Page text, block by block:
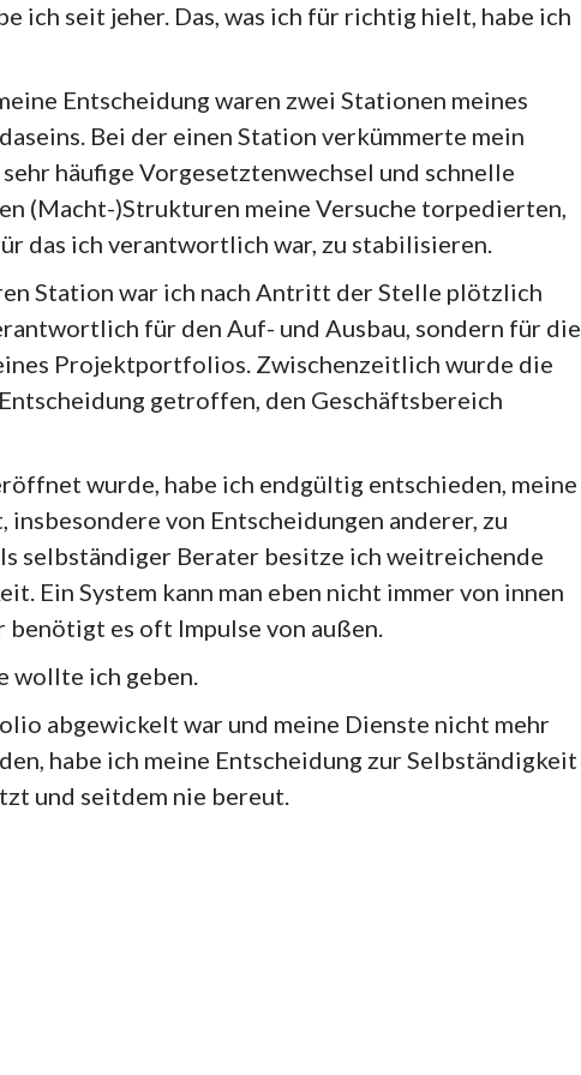
ich seit jeher. Das, was ich für richtig hielt, habe ich
Entscheidung waren zwei Stationen meines
Bei der einen Station verkümmerte mein
häufige Vorgesetztenwechsel und schnelle
(Macht-)Strukturen meine Versuche torpedierten,
das ich verantwortlich war, zu stabilisieren.
Station war ich nach Antritt der Stelle plötzlich
für den Auf- und Ausbau, sondern für die
Projektportfolios. Zwischenzeitlich wurde die
getroffen, den Geschäftsbereich
wurde, habe ich endgültig entschieden, meine
insbesondere von Entscheidungen anderer, zu
selbständiger Berater besitze ich weitreichende
Ein System kann man eben nicht immer von innen
benötigt es oft Impulse von außen.
wollte ich geben.
abgewickelt war und meine Dienste nicht mehr
habe ich meine Entscheidung zur Selbständigkeit
und seitdem nie bereut.